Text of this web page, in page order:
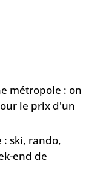
métropole : on
le prix d'un
ski, rando,
end de